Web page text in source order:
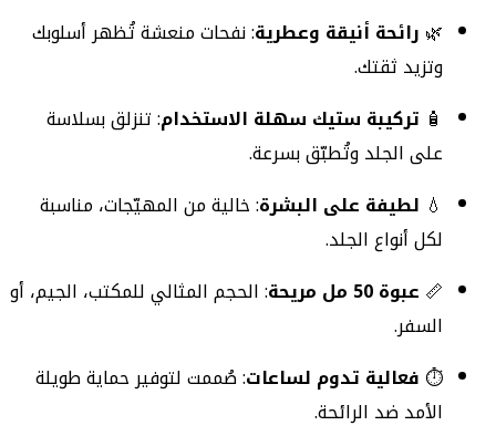
🌿 رائحة أنيقة وعطرية: نفحات منعشة تُظهر أسلوبك
وتزيد ثقتك.
🧴 تركيبة ستيك سهلة الاستخدام: تنزلق بسلاسة
على الجلد وتُطبّق بسرعة.
💧 لطيفة على البشرة: خالية من المهيّجات، مناسبة
لكل أنواع الجلد.
📏 عبوة 50 مل مريحة
: الحجم المثالي للمكتب، الجيم، أو
السفر.
⏱️فعالية تدوم لساعات: صُممت لتوفير حماية طويلة
الأمد ضد الرائحة.